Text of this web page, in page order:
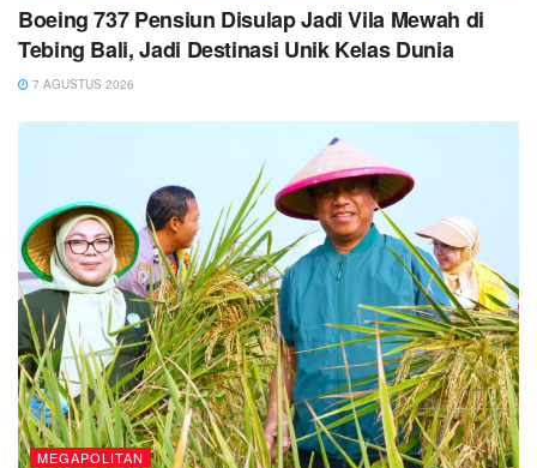
Boeing 737 Pensiun Disulap Jadi Vila Mewah di
Tebing Bali, Jadi Destinasi Unik Kelas Dunia
7 AGUSTUS 2026
MEGAPOLITAN